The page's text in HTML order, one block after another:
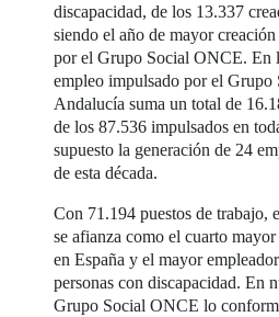
discapacidad, de los 13.337
siendo el año de mayor
por el Grupo Social ONCE. En
empleo impulsado por el
Andalucía suma un total de
de los 87.536 impulsados en
supuesto la generación de 24
de esta década.
Con 71.194 puestos de
se afianza como el cuarto
en España y el mayor
personas con discapacidad. En
Grupo Social ONCE lo